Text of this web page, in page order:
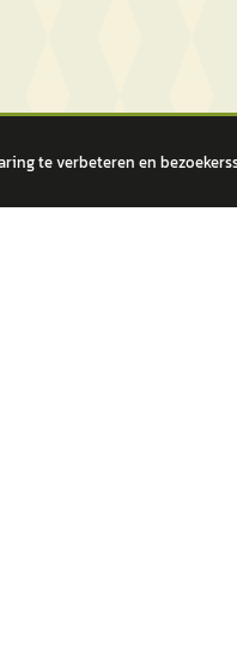
te verbeteren en